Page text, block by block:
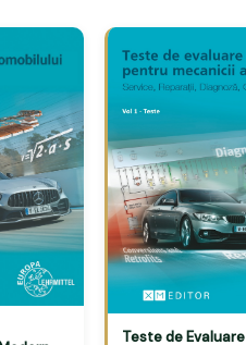
Teste de Evaluare